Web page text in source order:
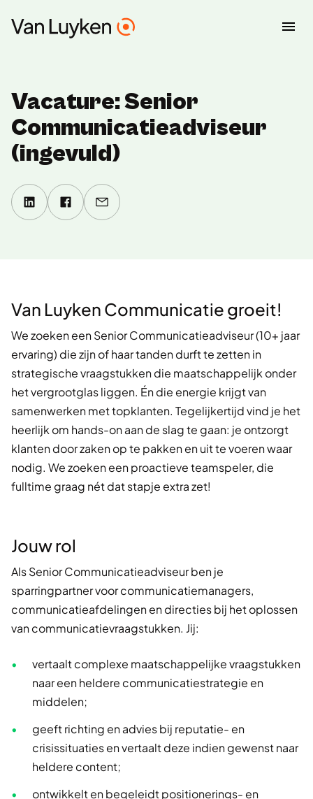
Vacature: Senior
Communicatieadviseur
(ingevuld)
Van Luyken Communicatie groeit!
We zoeken een Senior Communicatieadviseur (10+ jaar
ervaring) die zijn of haar tanden durft te zetten in
strategische vraagstukken die maatschappelijk onder
het vergrootglas liggen. Én die energie krijgt van
samenwerken met topklanten. Tegelijkertijd vind je het
heerlijk om hands-on aan de slag te gaan: je ontzorgt
klanten door zaken op te pakken en uit te voeren waar
nodig. We zoeken een proactieve teamspeler, die
fulltime graag nét dat stapje extra zet!
Jouw rol
Als Senior Communicatieadviseur ben je
sparringpartner voor communicatiemanagers,
communicatieafdelingen en directies bij het oplossen
van communicatievraagstukken. Jij:
vertaalt complexe maatschappelijke vraagstukken
naar een heldere communicatiestrategie en
middelen;
geeft richting en advies bij reputatie- en
crisissituaties en vertaalt deze indien gewenst naar
heldere content;
ontwikkelt en begeleidt positionerings- en